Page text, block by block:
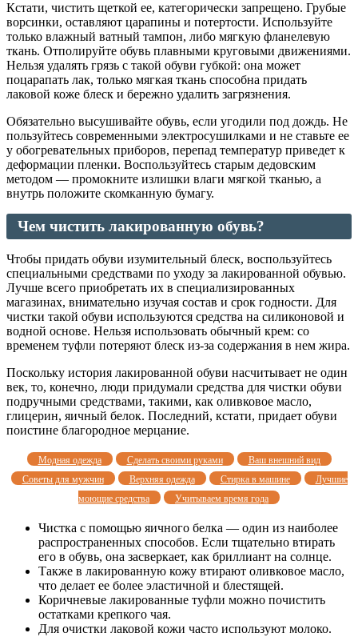
Кстати, чистить щеткой ее, категорически запрещено. Грубые
ворсинки, оставляют царапины и потертости. Используйте
только влажный ватный тампон, либо мягкую фланелевую
ткань. Отполируйте обувь плавными круговыми движениями.
Нельзя удалять грязь с такой обуви губкой: она может
поцарапать лак, только мягкая ткань способна придать
лаковой коже блеск и бережно удалить загрязнения.
Обязательно высушивайте обувь, если угодили под дождь. Не
пользуйтесь современными электросушилками и не ставьте ее
у обогревательных приборов, перепад температур приведет к
деформации пленки. Воспользуйтесь старым дедовским
методом — промокните излишки влаги мягкой тканью, а
внутрь положите скомканную бумагу.
Чем чистить лакированную обувь?
Чтобы придать обуви изумительный блеск, воспользуйтесь
специальными средствами по уходу за лакированной обувью.
Лучше всего приобретать их в специализированных
магазинах, внимательно изучая состав и срок годности. Для
чистки такой обуви используются средства на силиконовой и
водной основе. Нельзя использовать обычный крем: со
временем туфли потеряют блеск из-за содержания в нем жира.
Поскольку история лакированной обуви насчитывает не один
век, то, конечно, люди придумали средства для чистки обуви
подручными средствами, такими, как оливковое масло,
глицерин, яичный белок. Последний, кстати, придает обуви
поистине благородное мерцание.
Модная одежда Сделать своими руками
Ваш внешний вид
Советы для мужчин
Верхняя одежда Стирка в машине
Лучшие
моющие средства
Учитываем время года
Чистка с помощью яичного белка — один из наиболее
распространенных способов. Если тщательно втирать
его в обувь, она засверкает, как бриллиант на солнце.
Также в лакированную кожу втирают оливковое масло,
что делает ее более эластичной и блестящей.
Коричневые лакированные туфли можно почистить
остатками крепкого чая.
Для очистки лаковой кожи часто используют молоко.